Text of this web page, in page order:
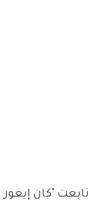
تابعت "كان